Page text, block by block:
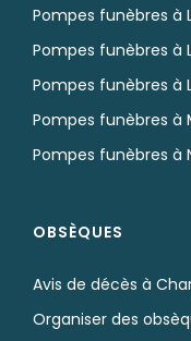
Pompes funèbres à
Pompes funèbres à
Pompes funèbres à
Pompes funèbres à
Pompes funèbres à
OBSÈQUES
Avis de décès à
Organiser des